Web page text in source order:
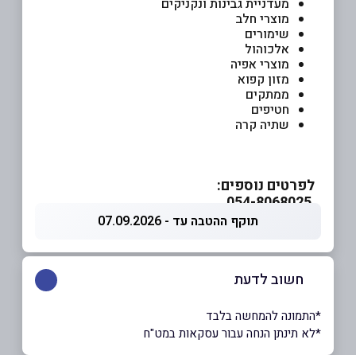
מוצרי חלב
שימורים
אלכוהול
מוצרי אפיה
מזון קפוא
ממתקים
חטיפים
שתיה קרה
לפרטים נוספים:
תוקף ההטבה עד - 07.09.2026
חשוב לדעת
*התמונה להמחשה בלבד
*לא תינתן הנחה עבור עסקאות במט"ח